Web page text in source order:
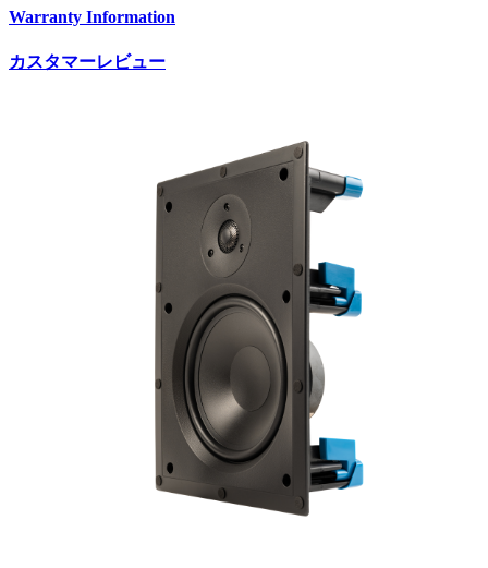
Warranty Information
カスタマーレビュー